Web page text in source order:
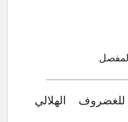
الهلالي